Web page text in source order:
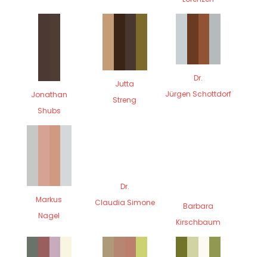
Jonathan
Shubs
Jutta
Streng
Dr.
Jürgen Schottdorf
Markus
Nagel
Dr.
Claudia Simone
Barbara
Kirschbaum